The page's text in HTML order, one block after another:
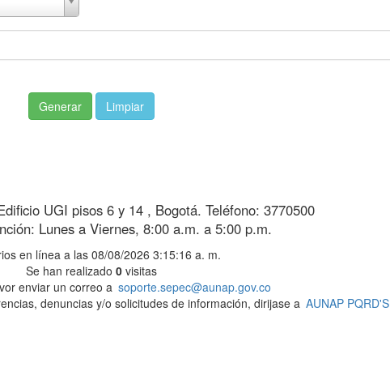
Generar Limpiar
UGI pisos 6 y 14 , Bogotá. Teléfono: 3770500
Lunes a Viernes, 8:00 a.m. a 5:00 p.m.
en línea a las 08/08/2026 3:15:16 a. m.
Se han realizado 0 visitas
enviar un correo a soporte.sepec@aunap.gov.co
denuncias y/o solicitudes de información, dirijase a AUNAP PQRD'S